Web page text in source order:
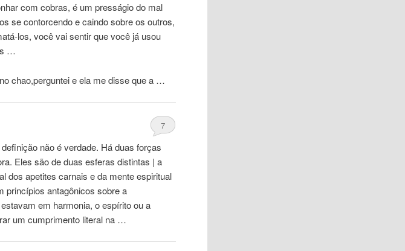
com cobras, é um presságio do mal
se contorcendo e caindo sobre os outros,
los, você vai sentir que você já usou
…
nochao,perguntei e ela me disse que a …
7
não é verdade. Há duas forças
Eles são de duas esferas distintas | a
dos apetites carnais e da mente espiritual
princípios antagônicos sobre a
em harmonia, o espírito ou a
um cumprimento literal na …